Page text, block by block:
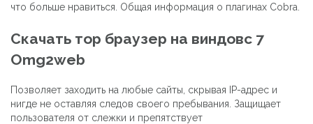
что больше нравиться. Общая информация о плагинах Cobra.
Скачать тор браузер на виндовс 7
Omg2web
Позволяет заходить на любые сайты, скрывая IP-адрес и
нигде не оставляя следов своего пребывания. Защищает
пользователя от слежки и препятствует